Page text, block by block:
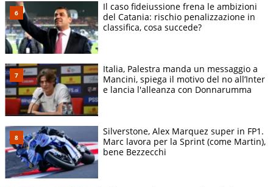
Il caso fideiussione frena le ambizioni
del Catania: rischio penalizzazione in
classifica, cosa succede?
Italia, Palestra manda un messaggio a
Mancini, spiega il motivo del no all’Inter
e lancia l'alleanza con Donnarumma
Silverstone, Alex Marquez super in FP1.
Marc lavora per la Sprint (come Martin),
bene Bezzecchi